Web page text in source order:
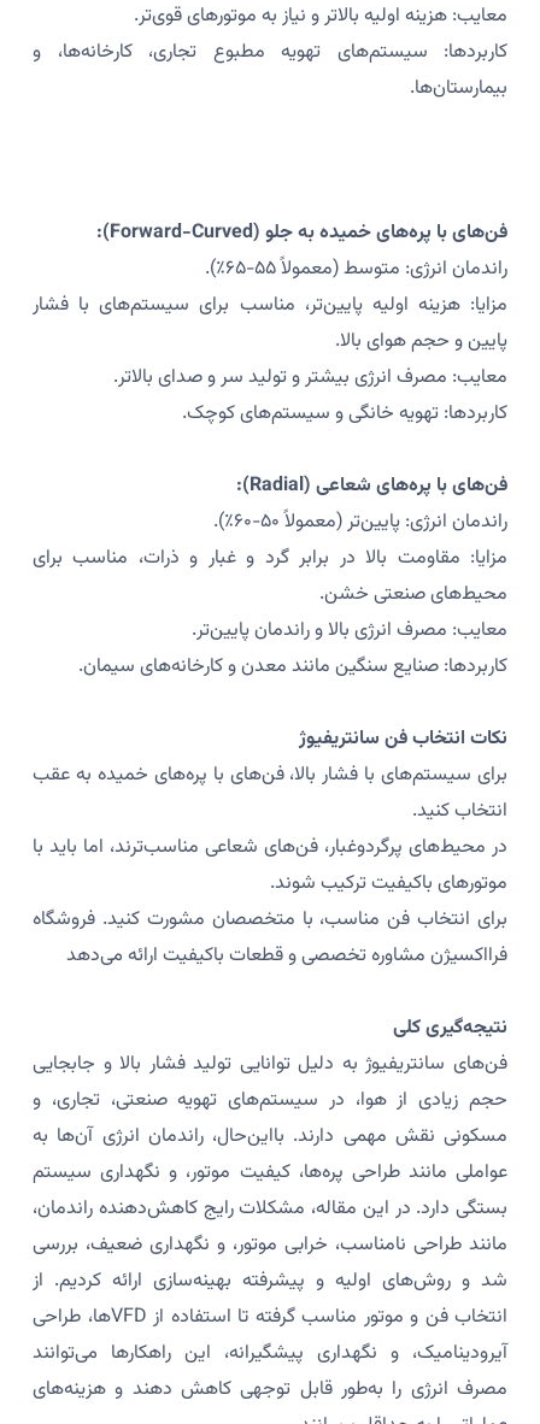
معایب: هزینه اولیه بالاتر و نیاز به موتورهای قوی‌تر.
کاربردها: سیستم‌های تهویه مطبوع تجاری، کارخانه‌ها، و
بیمارستان‌ها.
فن‌های با پره‌های خمیده به جلو (Forward-Curved):
راندمان انرژی: متوسط (معمولاً ۵۵-۶۵٪).
مزایا: هزینه اولیه پایین‌تر، مناسب برای سیستم‌های با فشار
پایین و حجم هوای بالا.
معایب: مصرف انرژی بیشتر و تولید سر و صدای بالاتر.
کاربردها: تهویه خانگی و سیستم‌های کوچک.
فن‌های با پره‌های شعاعی (Radial):
راندمان انرژی: پایین‌تر (معمولاً ۵۰-۶۰٪).
مزایا: مقاومت بالا در برابر گرد و غبار و ذرات، مناسب برای
محیط‌های صنعتی خشن.
معایب: مصرف انرژی بالا و راندمان پایین‌تر.
کاربردها: صنایع سنگین مانند معدن و کارخانه‌های سیمان.
نکات انتخاب فن سانتریفیوژ
برای سیستم‌های با فشار بالا، فن‌های با پره‌های خمیده به عقب
انتخاب کنید.
در محیط‌های پرگردوغبار، فن‌های شعاعی مناسب‌ترند، اما باید با
موتورهای باکیفیت ترکیب شوند.
برای انتخاب فن مناسب، با متخصصان مشورت کنید. فروشگاه
فرااکسیژن مشاوره تخصصی و قطعات باکیفیت ارائه می‌دهد
نتیجه‌گیری کلی
فن‌های سانتریفیوژ به دلیل توانایی تولید فشار بالا و جابجایی
حجم زیادی از هوا، در سیستم‌های تهویه صنعتی، تجاری، و
مسکونی نقش مهمی دارند. بااین‌حال، راندمان انرژی آن‌ها به
عواملی مانند طراحی پره‌ها، کیفیت موتور، و نگهداری سیستم
بستگی دارد. در این مقاله، مشکلات رایج کاهش‌دهنده راندمان،
مانند طراحی نامناسب، خرابی موتور، و نگهداری ضعیف، بررسی
شد و روش‌های اولیه و پیشرفته بهینه‌سازی ارائه کردیم. از
انتخاب فن و موتور مناسب گرفته تا استفاده از VFDها، طراحی
آیرودینامیک، و نگهداری پیشگیرانه، این راهکارها می‌توانند
مصرف انرژی را به‌طور قابل توجهی کاهش دهند و هزینه‌های